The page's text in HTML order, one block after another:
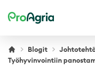
ProAgria
Blogit
Työhyvinvointiin